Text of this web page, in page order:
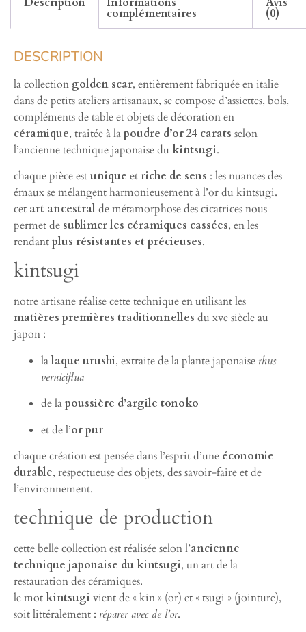
complémentaires (0)
DESCRIPTION
la collection golden scar, entièrement fabriquée en italie
dans de petits ateliers artisanaux, se compose d’assiettes, bols,
compléments de table et objets de décoration en
céramique, traitée à lapoudre d’or 24 carats selon
l’ancienne technique japonaise du kintsugi.
chaque pièce estunique et riche de sens : les nuances des
émaux se mélangent harmonieusement à l’or du kintsugi.
cet art ancestral de métamorphose des cicatrices nous
permet de sublimer les céramiques cassées, en les
rendantplus résistantes et précieuses.
kintsugi
notre artisane réalise cette technique en utilisant les
matières premières traditionnelles du xve siècle au
japon :
lalaque urushi, extraite de la plante japonaise rhus
verniciflua
de lapoussière d’argile tonoko
et de l’or pur
chaque création est pensée dans l’esprit d’une économie
durable, respectueuse des objets, des savoir-faire et de
l’environnement.
technique de production
cette belle collection est réalisée selon l’ancienne
technique japonaise du kintsugi, un art de la
restauration des céramiques.
le mot kintsugi vient de « kin » (or) et « tsugi » (jointure),
soit littéralement : réparer avec de l’or.